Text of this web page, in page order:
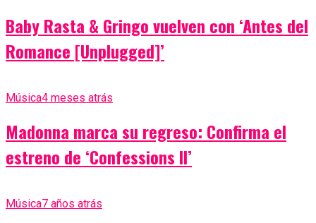
Baby Rasta & Gringo vuelven con ‘Antes del
Romance [Unplugged]’
Música4 meses atrás
Madonna marca su regreso: Confirma el
estreno de ‘Confessions II’
Música7 años atrás